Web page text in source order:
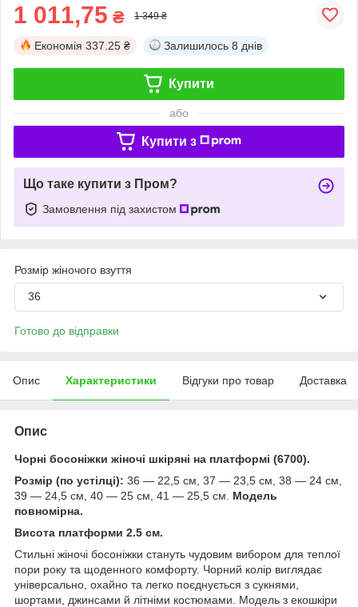
1 011,75 ₴ 1 349 ₴
Економія 337.25 ₴ Залишилось 8 днів
Купити
або
Купити з
Що таке купити з Пром?
Замовлення під захистом
Розмір жіночого взуття
36
Готово до відправки
Опис Характеристики Відгуки про товар Доставка
Опис
Чорні босоніжки жіночі шкіряні на платформі (6700).
Розмір (по устілці): 36 — 22,5 см, 37 — 23,5 см, 38 — 24 см,
39 — 24,5 см, 40 — 25 см, 41 — 25,5 см. Модель
повномірна.
Висота платформи 2.5 см.
Стильні жіночі босоніжки стануть чудовим вибором для теплої
пори року та щоденного комфорту. Чорний колір виглядає
універсально, охайно та легко поєднується з сукнями,
шортами, джинсами й літніми костюмами. Модель з екошкіри